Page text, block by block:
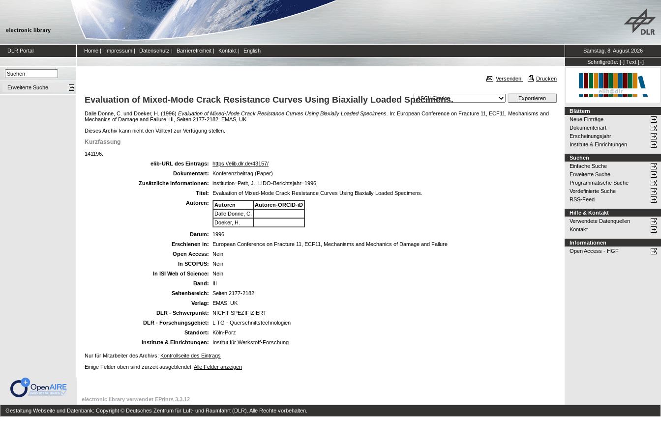
DLR Portal Home | Impressum | Datenschutz | Barrierefreiheit | Kontakt | English
Samstag, 8. August 2026
Schriftgröße: [-] Text [+]
Erweiterte Suche
Versenden Drucken
Evaluation of Mixed-Mode Crack Resistance Curves Using Biaxially Loaded Specimens.
Dalle Donne, C. und Doeker, H. (1996) Evaluation of Mixed-Mode Crack Resistance Curves Using Biaxially Loaded Specimens. In: European Conference on Fracture 11, ECF11, Mechanisms and
Mechanics of Damage and Failure, III, Seiten 2177-2182. EMAS, UK.
Dieses Archiv kann nicht den Volltext zur Verfügung stellen.
Kurzfassung
141196.
elib-URL des Eintrags:
https://elib.dlr.de/43157/
Dokumentart:
Konferenzbeitrag (Paper)
Zusätzliche Informationen:
institution=Petit, J., LIDO-Berichtsjahr=1996,
Titel:
Evaluation of Mixed-Mode Crack Resistance Curves Using Biaxially Loaded Specimens.
Autoren:
Autoren
Autoren-ORCID-iD
Dalle Donne, C.
Doeker, H.
Datum:
1996
Erschienen in:
European Conference on Fracture 11, ECF11, Mechanisms and Mechanics of Damage and Failure
Open Access:
Nein
In SCOPUS:
Nein
In ISI Web of Science:
Nein
Band:
III
Seitenbereich:
Seiten 2177-2182
Verlag:
EMAS, UK
DLR - Schwerpunkt:
NICHT SPEZIFIZIERT
DLR - Forschungsgebiet:
L TG - Querschnittstechnologien
Standort:
Köln-Porz
Institute & Einrichtungen:
Institut für Werkstoff-Forschung
Nur für Mitarbeiter des Archivs: Kontrollseite des Eintrags
Einige Felder oben sind zurzeit ausgeblendet: Alle Felder anzeigen
Blättern
Neue Einträge
Dokumentenart
Erscheinungsjahr
Institute & Einrichtungen
Suchen
Einfache Suche
Erweiterte Suche
Programmatische Suche
Vordefinierte Suche
RSS-Feed
Hilfe & Kontakt
Verwendete Datenquellen
Kontakt
Informationen
Open Access - HGF
electronic library verwendet EPrints 3.3.12
Gestaltung Webseite und Datenbank: Copyright © Deutsches Zentrum für Luft- und Raumfahrt (DLR). Alle Rechte vorbehalten.